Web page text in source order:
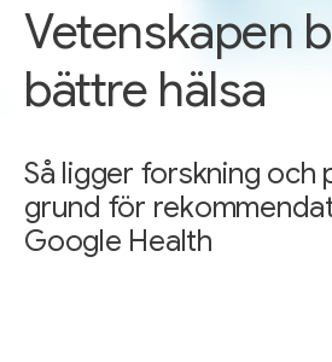
Vetenskapen
bättre hälsa
Så ligger forskning och
grund för
Google Health